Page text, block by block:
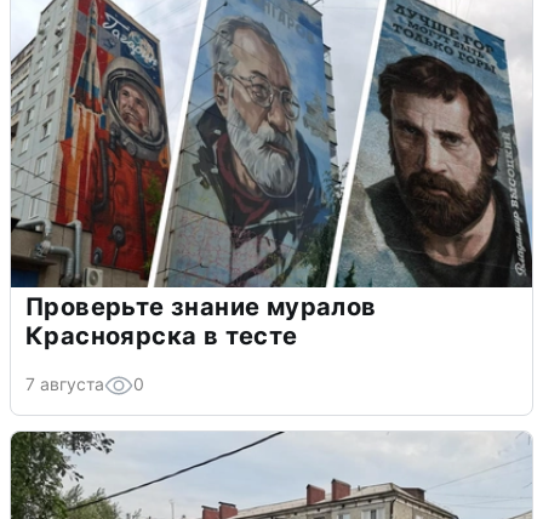
Проверьте знание муралов
Красноярска в тесте
7 августа 0